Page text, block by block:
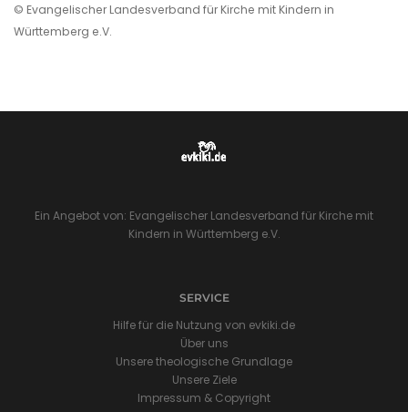
© Evangelischer Landesverband für Kirche mit Kindern in
Württemberg e.V.
Ein Angebot von: Evangelischer Landesverband für Kirche mit
Kindern in Württemberg e.V.
SERVICE
Hilfe für die Nutzung von evkiki.de
Über uns
Unsere theologische Grundlage
Unsere Ziele
Impressum & Copyright